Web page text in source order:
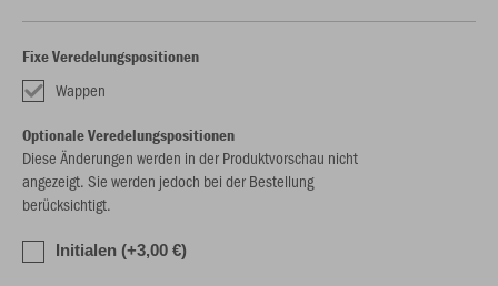
Fixe Veredelungspositionen
Wappen
Optionale Veredelungspositionen
Diese Änderungen werden in der Produktvorschau nicht
angezeigt. Sie werden jedoch bei der Bestellung
berücksichtigt.
Initialen (+3,00 €)